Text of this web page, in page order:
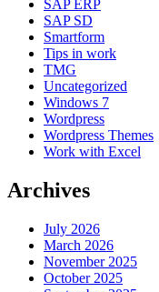
SAP ERP
SAP SD
Smartform
Tips in work
TMG
Uncategorized
Windows 7
Wordpress
Wordpress Themes
Work with Excel
Archives
July 2026
March 2026
November 2025
October 2025